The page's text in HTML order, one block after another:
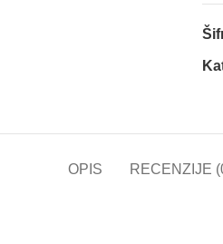
OPIS RECENZIJE